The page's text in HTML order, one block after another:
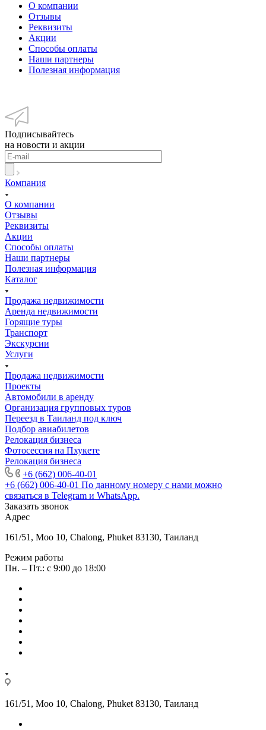
О компании
Отзывы
Реквизиты
Акции
Способы оплаты
Наши партнеры
Полезная информация
Подписывайтесь
на новости и акции
Компания
О компании
Отзывы
Реквизиты
Акции
Способы оплаты
Наши партнеры
Полезная информация
Каталог
Продажа недвижимости
Аренда недвижимости
Горящие туры
Транспорт
Экскурсии
Услуги
Продажа недвижимости
Проекты
Автомобили в аренду
Организация групповых туров
Переезд в Таиланд под ключ
Подбор авиабилетов
Релокация бизнеса
Фотоcессия на Пхукете
Релокация бизнеса
+6 (662) 006-40-01
+6 (662) 006-40-01 По данному номеру с нами можно
связаться в Telegram и WhatsApp.
Заказать звонок
Адрес
161/51, Moo 10, Chalong, Phuket 83130, Таиланд
Режим работы
Пн. – Пт.: с 9:00 до 18:00
161/51, Moo 10, Chalong, Phuket 83130, Таиланд